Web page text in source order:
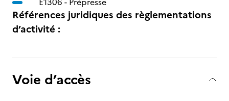
Références juridiques des règlementations
d’activité :
Voie d’accès